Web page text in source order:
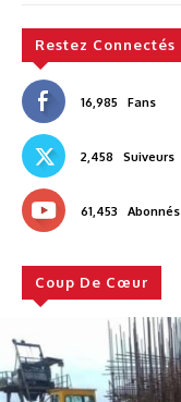
Restez Connectés
16,985 Fans
2,458 Suiveurs
61,453 Abonnés
Coup De Cœur